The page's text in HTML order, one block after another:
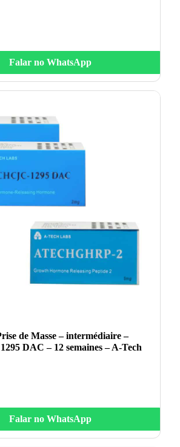
Falar no WhatsApp
de Masse – intermédiaire –
DAC – 12 semaines – A-Tech
Falar no WhatsApp